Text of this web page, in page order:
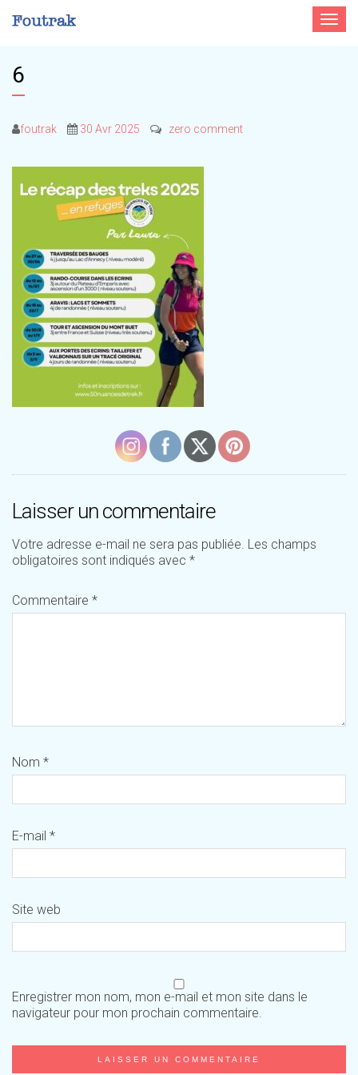
Toggle
6
foutrak 30 Avr 2025 zero comment
Laisser un commentaire
Votre adresse e-mail ne sera pas publiée. Les champs
obligatoires sont indiqués avec *
Commentaire *
Nom *
E-mail *
Site web
Enregistrer mon nom, mon e-mail et mon site dans le
navigateur pour mon prochain commentaire.